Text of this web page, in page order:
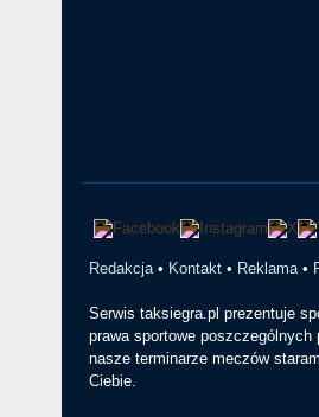
Redakcja• Kontakt• Reklama•
Serwis taksiegra.pl prezentuje
prawa sportowe
nasze terminarze meczów
Ciebie.